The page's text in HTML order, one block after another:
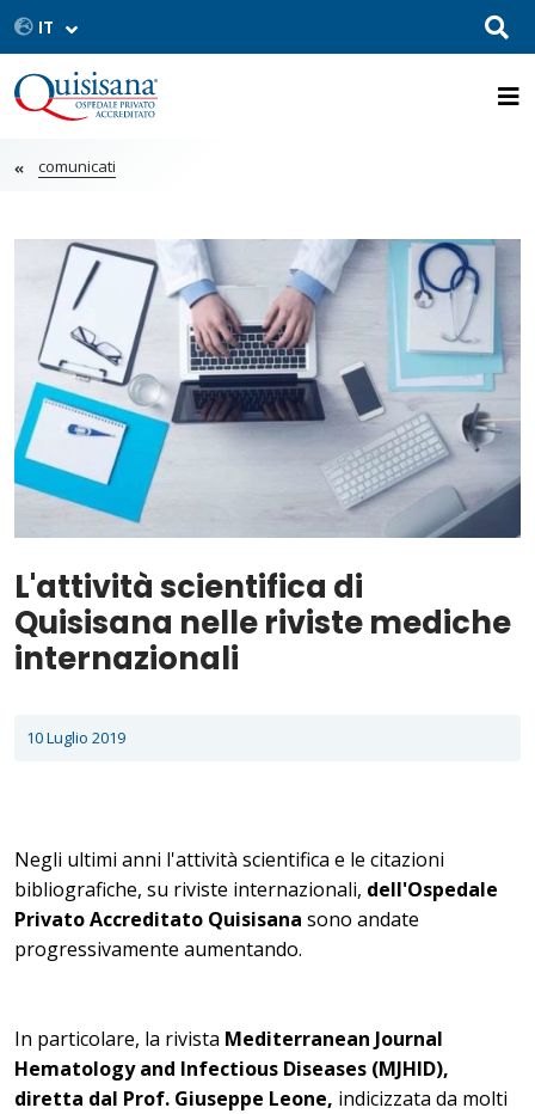
comunicati
L'attività scientifica di
Quisisana nelle riviste mediche
internazionali
10 Luglio 2019
Negli ultimi anni l'attività scientifica e le citazioni
bibliografiche, su riviste internazionali, dell'Ospedale
Privato Accreditato Quisisana sono andate
progressivamente aumentando.
In particolare, la rivista Mediterranean Journal
Hematology and Infectious Diseases (MJHID),
diretta dal Prof. Giuseppe Leone, indicizzata da molti